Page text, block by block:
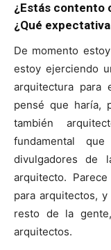
¿Estás contento
¿Qué
De momento
estoy ejerciendo
arquitectura para
pensé que haría,
también
fundamental
divulgadores de
arquitecto.
para arquitectos,
resto de la
arquitectos.